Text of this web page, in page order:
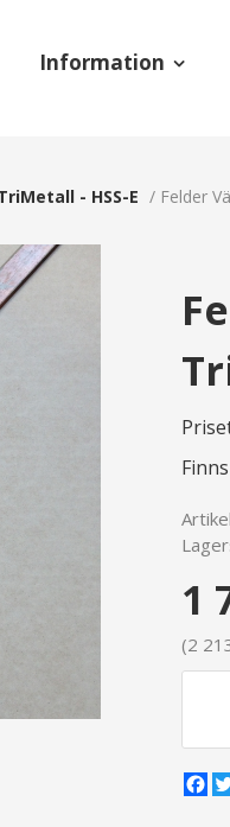
Information
- HSS-E / Felder
1
(2